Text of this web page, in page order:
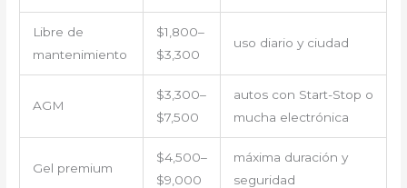
Libre de
mantenimiento
$1,800–
$3,300
uso diario y ciudad
AGM
$3,300–
$7,500
autos con Start-Stop o
mucha electrónica
Gel premium
$4,500–
$9,000
máxima duración y
seguridad